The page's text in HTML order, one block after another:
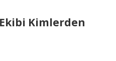
Kimlerden